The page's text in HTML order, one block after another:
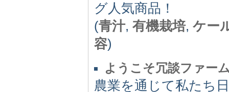
グ人気商品！
(青汁, 有機栽培, ケー
容)
ようこそ冗談ファー
農業を通じて私たち